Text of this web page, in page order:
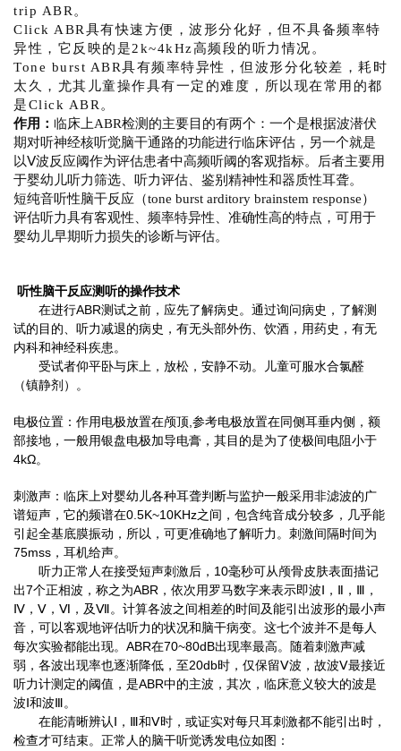
trip ABR。
Click ABR具有快速方便，波形分化好，但不具备频率特
异性，它反映的是2k~4kHz高频段的听力情况。
Tone burst ABR具有频率特异性，但波形分化较差，耗时
太久，尤其儿童操作具有一定的难度，所以现在常用的都
是Click ABR。
作用： 临床上ABR检测的主要目的有两个：一个是根据波潜伏
期对听神经核听觉脑干通路的功能进行临床评估，另一个就是
以Ⅴ波反应阈作为评估患者中高频听阈的客观指标。后者主要用
于婴幼儿听力筛选、听力评估、鉴别精神性和器质性耳聋。
短纯音听性脑干反应（tone burst arditory brainstem response）
评估听力具有客观性、频率特异性、准确性高的特点，可用于
婴幼儿早期听力损失的诊断与评估。
听性脑干反应测听的操作技术
在进行ABR测试之前，应先了解病史。通过询问病史，了解测
试的目的、听力减退的病史，有无头部外伤、饮酒，用药史，有无
内科和神经科疾患。
受试者仰平卧与床上，放松，安静不动。儿童可服水合氯醛
（镇静剂）。
电极位置：作用电极放置在颅顶,参考电极放置在同侧耳垂内侧，额
部接地，一般用银盘电极加导电膏，其目的是为了使极间电阻小于
4kΩ。
刺激声：临床上对婴幼儿各种耳聋判断与监护一般采用非滤波的广
谱短声，它的频谱在0.5K~10KHz之间，包含纯音成分较多，几乎能
引起全基底膜振动，所以，可更准确地了解听力。刺激间隔时间为
75mss，耳机给声。
听力正常人在接受短声刺激后，10毫秒可从颅骨皮肤表面描记
出7个正相波，称之为ABR，依次用罗马数字来表示即波Ⅰ，Ⅱ，Ⅲ，
Ⅳ，Ⅴ，Ⅵ，及Ⅶ。计算各波之间相差的时间及能引出波形的最小声
音，可以客观地评估听力的状况和脑干病变。这七个波并不是每人
每次实验都能出现。ABR在70~80dB出现率最高。随着刺激声减
弱，各波出现率也逐渐降低，至20db时，仅保留Ⅴ波，故波Ⅴ最接近
听力计测定的阈值，是ABR中的主波，其次，临床意义较大的波是
波Ⅰ和波Ⅲ。
在能清晰辨认Ⅰ，Ⅲ和Ⅴ时，或证实对每只耳刺激都不能引出时，
检查才可结束。正常人的脑干听觉诱发电位如图：